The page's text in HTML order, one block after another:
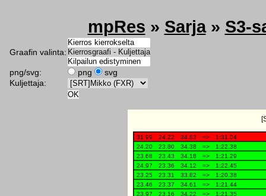
mpRes » Sarja» S3-
Graafin valinta:
png/svg: png
svg
Kuljettaja: